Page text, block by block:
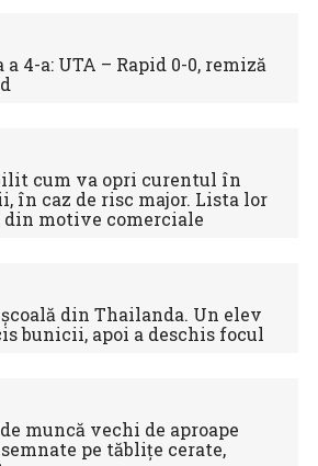
4-a: UTA – Rapid 0-0, remiză
cum va opri curentul în
în caz de risc major. Lista lor
din motive comerciale
din Thailanda. Un elev
bunicii, apoi a deschis focul
muncă vechi de aproape
pe tăblițe cerate,